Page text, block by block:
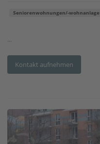
Seniorenwohnungen/-wohnanlage
...
Kontakt aufnehmen